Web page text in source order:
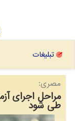
تبلیغات
مصری:
مراحل اجرای
طی شود